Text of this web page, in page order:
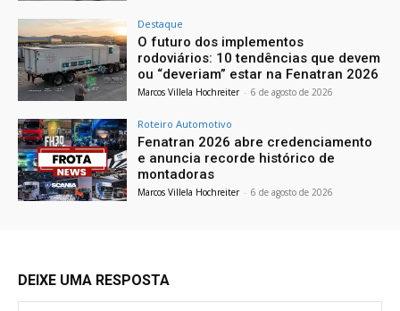
Destaque
O futuro dos implementos
rodoviários: 10 tendências que devem
ou “deveriam” estar na Fenatran 2026
Marcos Villela Hochreiter - 6 de agosto de 2026
Roteiro Automotivo
Fenatran 2026 abre credenciamento
e anuncia recorde histórico de
montadoras
Marcos Villela Hochreiter - 6 de agosto de 2026
DEIXE UMA RESPOSTA